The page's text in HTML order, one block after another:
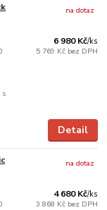
s
6 980 Kč/ks
5 769 Kč bez DPH
na dotaz
Detail
4 680 Kč/ks
3 868 Kč bez DPH
na dotaz